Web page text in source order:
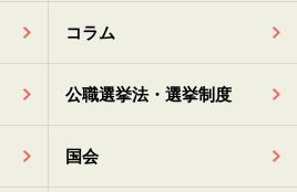
コラム
公職選挙法・選挙制度
国会